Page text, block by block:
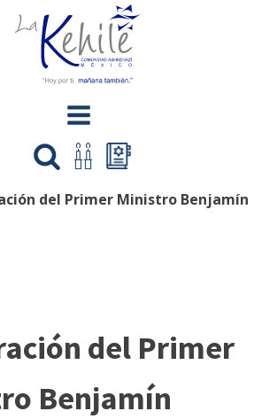
del Primer Ministro Benjamín
del Primer
Benjamín